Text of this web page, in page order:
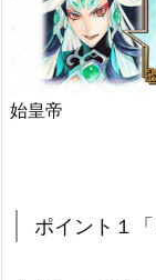
始皇帝
ポイント１「